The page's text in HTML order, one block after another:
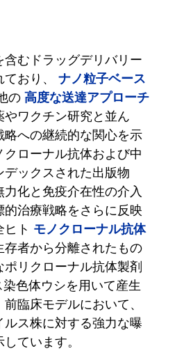
むドラッグデリバリー
おり、 ナノ粒子ベース
の高度な送達アプローチ
ワクチン研究と並ん
への継続的な関心を示
クローナル抗体および中
ックスされた出版物
化と免疫介在性の介入
治療戦略をさらに反映
ト モノクローナル抗体
者から分離されたもの
リクローナル抗体製剤
染色体ウシを用いて産生
臨床モデルにおいて、
ス株に対する強力な曝
ています。